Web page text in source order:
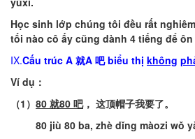
Học sinh lớp chúng tôi đều rất nghiêm
tối nào cô ấy cũng dành 4 tiếng để ôn
IX.Cấu trúc A 就A 吧biểu thị không
Ví dụ ：
（1 ） 80 就80 吧， 这顶帽子我要了。
80 jiù 80 ba, zhè dǐng màozi wǒ